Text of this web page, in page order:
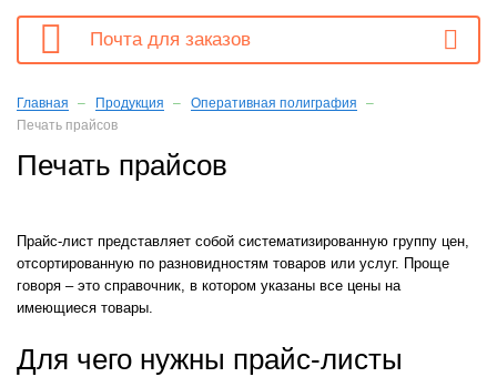
 Почта для заказов
Главная Продукция
Оперативная полиграфия
Печать прайсов
Печать прайсов
Прайс-лист представляет собой систематизированную группу цен,
отсортированную по разновидностям товаров или услуг. Проще
говоря – это справочник, в котором указаны все цены на
имеющиеся товары.
Для чего нужны прайс-листы